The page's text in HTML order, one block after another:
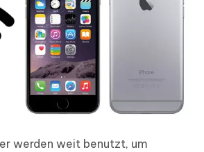
werden weit benutzt, um